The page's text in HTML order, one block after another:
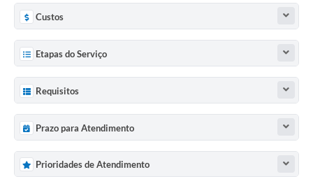
Custos
Etapas do Serviço
Requisitos
Prazo para Atendimento
Prioridades de Atendimento